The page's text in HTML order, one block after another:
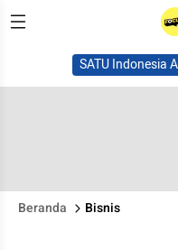
SATU Indonesia
Beranda Bisnis